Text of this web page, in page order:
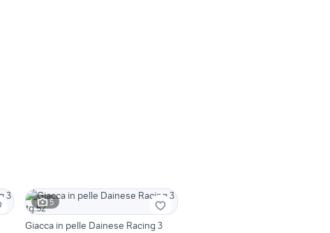
5
Giacca in pelle Dainese Racing 3